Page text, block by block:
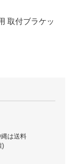
取付ブラケッ
は送料
)